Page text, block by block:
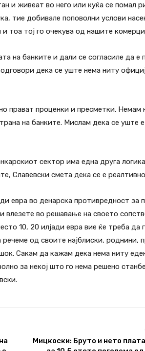
и живеат во него или куќа се помал
тие добивале поповолни услови
тоа тој го очекува од нашите
на банките и дали се согласиле да е
дека се уште нема ниту
прават проценки и пресметки. Немам
на банките. Мислам дека се уште
сектор има една друга
Славевски смета дека се е
евра во денарска противредност за
влезете во решавање на своето
10, 20 илјади евра вие ќе треба да
од своите најблиски, роднини,
Сакам да кажам дека нема ниту
за некој што го нема решено
Мицкоски: Бруто и нето